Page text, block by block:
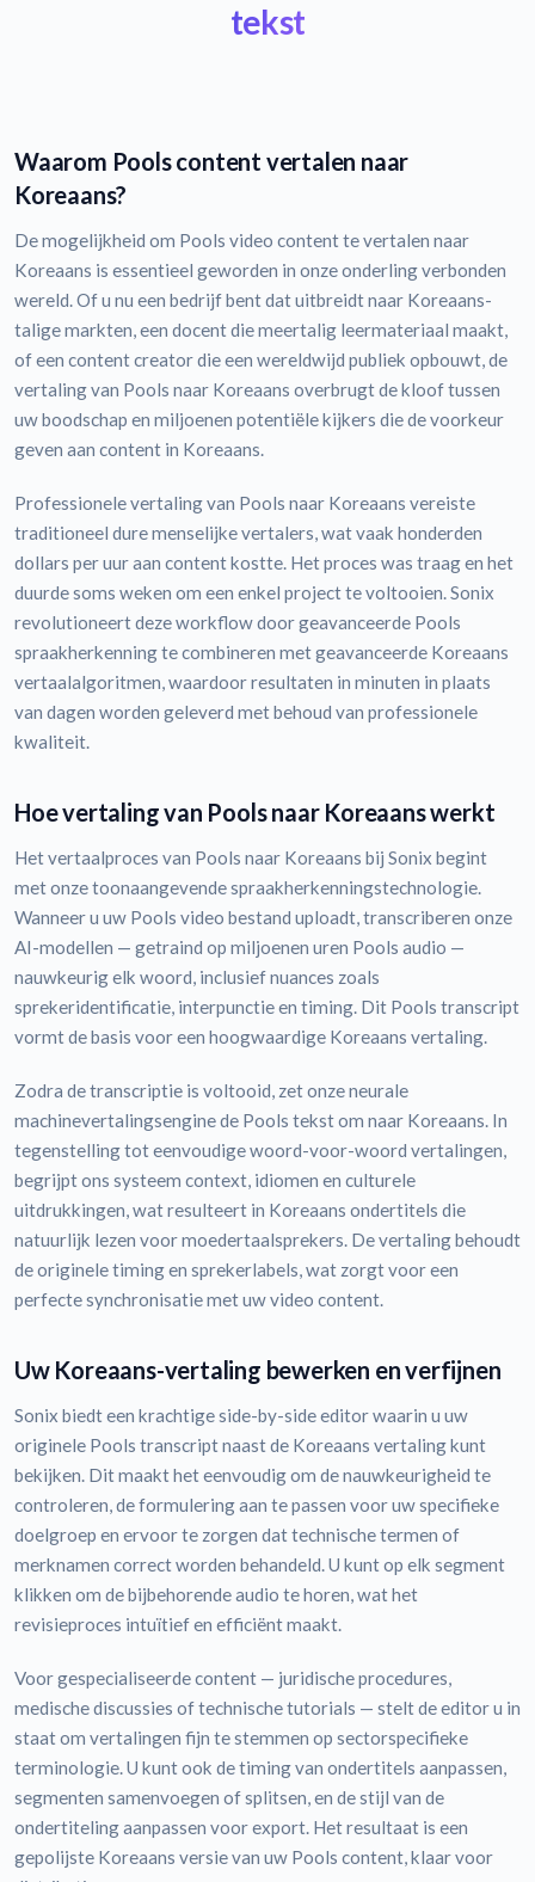
tekst
Waarom Pools content vertalen naar
Koreaans?
De mogelijkheid om Pools video content te vertalen naar
Koreaans is essentieel geworden in onze onderling verbonden
wereld. Of u nu een bedrijf bent dat uitbreidt naar Koreaans-
talige markten, een docent die meertalig leermateriaal maakt,
of een content creator die een wereldwijd publiek opbouwt, de
vertaling van Pools naar Koreaans overbrugt de kloof tussen
uw boodschap en miljoenen potentiële kijkers die de voorkeur
geven aan content in Koreaans.
Professionele vertaling van Pools naar Koreaans vereiste
traditioneel dure menselijke vertalers, wat vaak honderden
dollars per uur aan content kostte. Het proces was traag en het
duurde soms weken om een enkel project te voltooien. Sonix
revolutioneert deze workflow door geavanceerde Pools
spraakherkenning te combineren met geavanceerde Koreaans
vertaalalgoritmen, waardoor resultaten in minuten in plaats
van dagen worden geleverd met behoud van professionele
kwaliteit.
Hoe vertaling van Pools naar Koreaans werkt
Het vertaalproces van Pools naar Koreaans bij Sonix begint
met onze toonaangevende spraakherkenningstechnologie.
Wanneer u uw Pools video bestand uploadt, transcriberen onze
AI-modellen — getraind op miljoenen uren Pools audio —
nauwkeurig elk woord, inclusief nuances zoals
sprekeridentificatie, interpunctie en timing. Dit Pools transcript
vormt de basis voor een hoogwaardige Koreaans vertaling.
Zodra de transcriptie is voltooid, zet onze neurale
machinevertalingsengine de Pools tekst om naar Koreaans. In
tegenstelling tot eenvoudige woord-voor-woord vertalingen,
begrijpt ons systeem context, idiomen en culturele
uitdrukkingen, wat resulteert in Koreaans ondertitels die
natuurlijk lezen voor moedertaalsprekers. De vertaling behoudt
de originele timing en sprekerlabels, wat zorgt voor een
perfecte synchronisatie met uw video content.
Uw Koreaans-vertaling bewerken en verfijnen
Sonix biedt een krachtige side-by-side editor waarin u uw
originele Pools transcript naast de Koreaans vertaling kunt
bekijken. Dit maakt het eenvoudig om de nauwkeurigheid te
controleren, de formulering aan te passen voor uw specifieke
doelgroep en ervoor te zorgen dat technische termen of
merknamen correct worden behandeld. U kunt op elk segment
klikken om de bijbehorende audio te horen, wat het
revisieproces intuïtief en efficiënt maakt.
Voor gespecialiseerde content — juridische procedures,
medische discussies of technische tutorials — stelt de editor u in
staat om vertalingen fijn te stemmen op sectorspecifieke
terminologie. U kunt ook de timing van ondertitels aanpassen,
segmenten samenvoegen of splitsen, en de stijl van de
ondertiteling aanpassen voor export. Het resultaat is een
gepolijste Koreaans versie van uw Pools content, klaar voor